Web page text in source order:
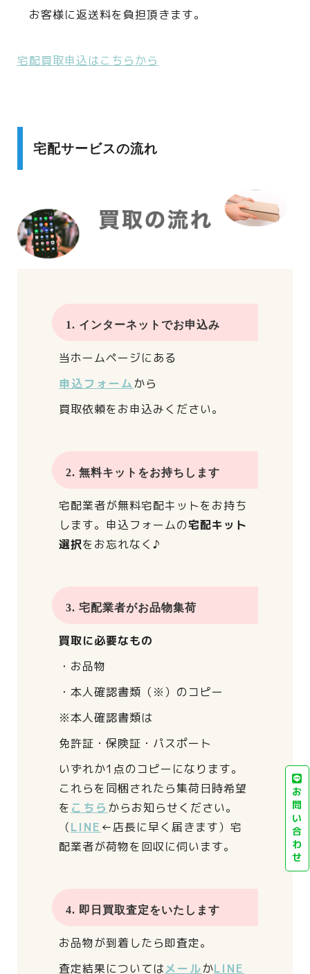
お客様に返送料を負担頂きます。
宅配買取申込はこちらから
宅配サービスの流れ
1. インターネットでお申込み
当ホームページにある
申込フォームから
買取依頼をお申込みください。
2. 無料キットをお持ちします
宅配業者が無料宅配キットをお持ち
します。 申込フォームの宅配キット
選択をお忘れなく♪
3. 宅配業者がお品物集荷
買取に必要なもの
・お品物
・本人確認書類（※）のコピー
※本人確認書類は
免許証・保険証・パスポート
いずれか1点のコピーになります。
これらを同梱されたら集荷日時希望
を こちら からお知らせください。
（LINE ←店長に早く届きます） 宅
配業者が荷物を回収に伺います。
4. 即日買取査定をいたします
お品物が到着したら即査定。
査定結果についてはメールかLINE
お
問
い
合
わ
せ